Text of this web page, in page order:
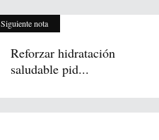
Siguiente nota
Reforzar hidratación
saludable pid...